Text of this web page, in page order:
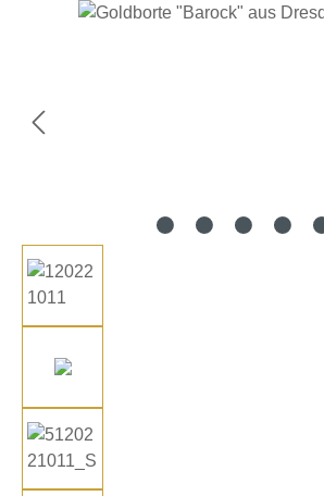
Bildergalerie überspringen